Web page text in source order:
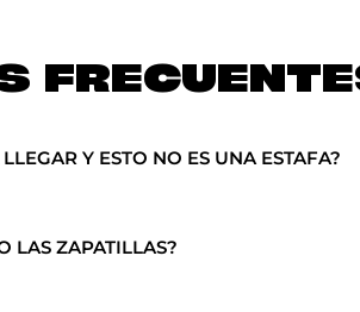
Y ESTO NO ES UNA ESTAFA?
LAS ZAPATILLAS?